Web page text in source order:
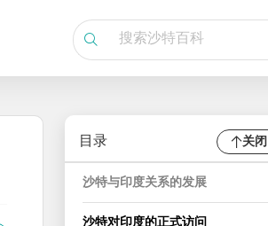
目录 关闭
沙特与印度关系的发展
沙特对印度的正式访问